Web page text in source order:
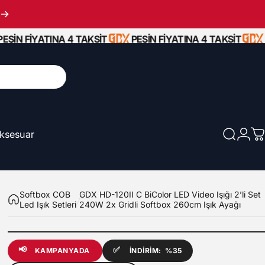
FİYATINA 4 TAKSİT PEŞİN FİYATINA 4 TAKSİT
AraGiriş
Softbox COB
Led Işık Setleri
GDX HD-120II C BiColor LED Video Işığı 2’li Set
240W 2x Gridli Softbox 260cm Işık Ayağı
📢 KAMPANYADA ✅ İNDİRİM: %35